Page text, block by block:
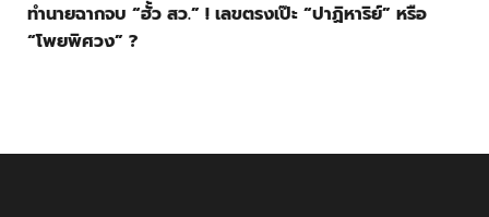
ทำนายฉากจบ “ฮั้ว สว.” ! เลขตรงเป๊ะ “ปาฏิหาริย์” หรือ
“โพยพิศวง” ?